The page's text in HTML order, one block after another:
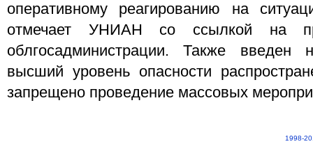
оперативному реагированию на
отмечает УНИАН со ссылкой на
облгосадминистрации. Также введен
высший уровень опасности
запрещено проведение массовых
1998-